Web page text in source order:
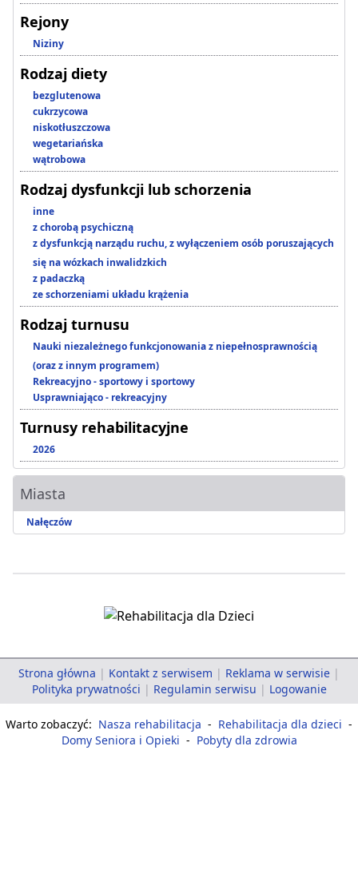
Rejony
Niziny
Rodzaj diety
bezglutenowa
cukrzycowa
niskotłuszczowa
wegetariańska
wątrobowa
Rodzaj dysfunkcji lub schorzenia
inne
z chorobą psychiczną
z dysfunkcją narządu ruchu, z wyłączeniem osób poruszających
się na wózkach inwalidzkich
z padaczką
ze schorzeniami układu krążenia
Rodzaj turnusu
Nauki niezależnego funkcjonowania z niepełnosprawnością
(oraz z innym programem)
Rekreacyjno - sportowy i sportowy
Usprawniająco - rekreacyjny
Turnusy rehabilitacyjne
2026
Miasta
Nałęczów
Strona główna | Kontakt z serwisem | Reklama w serwisie |
Polityka prywatności | Regulamin serwisu | Logowanie
Warto zobaczyć: Nasza rehabilitacja - Rehabilitacja dla dzieci -
Domy Seniora i Opieki - Pobyty dla zdrowia